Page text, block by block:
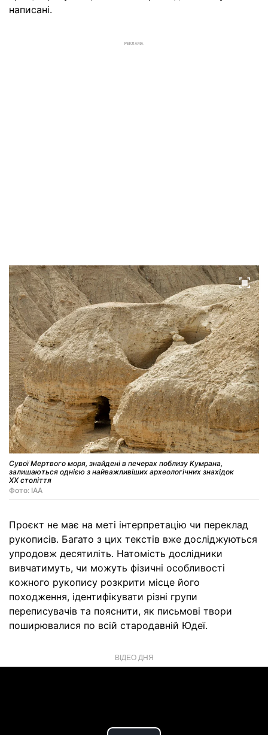
написані.
РЕКЛАМА
Сувої Мертвого моря, знайдені в печерах поблизу Кумрана,
залишаються однією з найважливіших археологічних знахідок
ХХ століття
Фото: IAA
Проєкт не має на меті інтерпретацію чи переклад
рукописів. Багато з цих текстів вже досліджуються
упродовж десятиліть. Натомість дослідники
вивчатимуть, чи можуть фізичні особливості
кожного рукопису розкрити місце його
походження, ідентифікувати різні групи
переписувачів та пояснити, як письмові твори
поширювалися по всій стародавній Юдеї.
ВІДЕО ДНЯ